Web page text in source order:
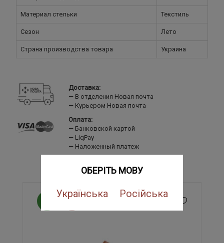
ОБЕРІТЬ МОВУ
Українська Російська
Материал стельки Текстиль
Сезон Лето
Страна производства товара Украина
Доставка:
В отделения Новая почта
Курьером Новая почта
Оплата:
Банковской картой
LiqPay
Наложенный платеж